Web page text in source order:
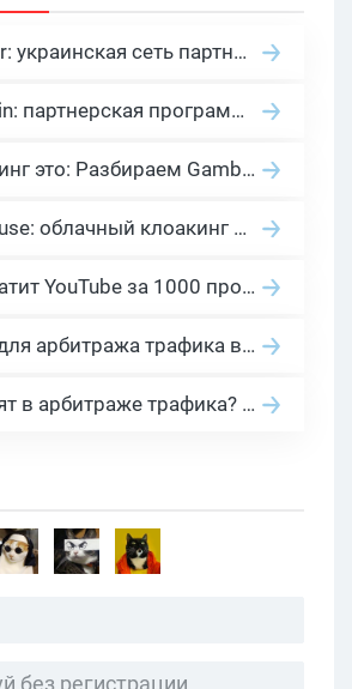
SalesDoubler: украинская сеть партнерских программ с оплатой за действие
Partners 1win: партнерская программа казино в нише гемблинг арбитраж
2026 Гемблинг это: Разбираем Gambling вертикаль, и все что связано с гемблинг и беттинг офферами
Cloaking House: облачный клоакинг для фильтрации ботов FB и Google Ads — гайд PHP-интеграции 2026
Сколько платит YouTube за 1000 просмотров в 2026: реальные цифры от 0.5 до 36 USD по ГЕО
Нейросети для арбитража трафика в 2026: инструменты, кейсы и AI-медиабайеры
За что платят в арбитраже трафика? 30 моделей оплаты в бурж и СНГ партнерках